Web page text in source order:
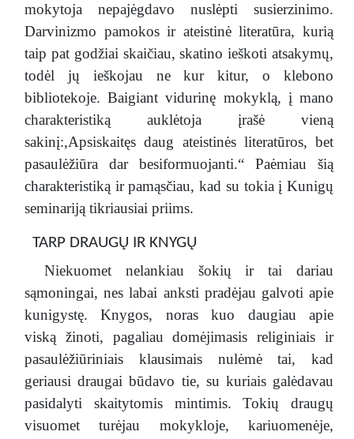
mokytoja nepajėgdavo nuslėpti susierzinimo.
Darvinizmo pamokos ir ateistinė literatūra, kurią
taip pat godžiai skaičiau, skatino ieškoti atsakymų,
todėl jų ieškojau ne kur kitur, o klebono
bibliotekoje. Baigiant vidurinę mokyklą, į mano
charakteristiką auklėtoja įrašė vieną
sakinį:,Apsiskaitęs daug ateistinės literatūros, bet
pasaulėžiūra dar besiformuojanti.“ Paėmiau šią
charakteristiką ir pamąsčiau, kad su tokia į Kunigų
seminariją tikriausiai priims.
TARP DRAUGŲ IR KNYGŲ
Niekuomet nelankiau šokių ir tai dariau
sąmoningai, nes labai anksti pradėjau galvoti apie
kunigystę. Knygos, noras kuo daugiau apie
viską žinoti, pagaliau domėjimasis religiniais ir
pasaulėžiūriniais klausimais nulėmė tai, kad
geriausi draugai būdavo tie, su kuriais galėdavau
pasidalyti skaitytomis mintimis. Tokių draugų
visuomet turėjau mokykloje, kariuomenėje,